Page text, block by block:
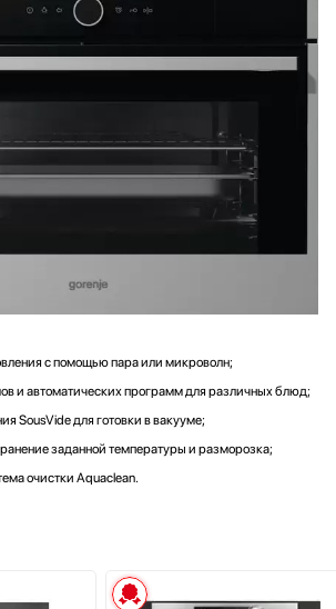
с помощью пара или микроволн;
и автоматических программ для различных блюд;
SousVide для готовки в вакууме;
заданной температуры и разморозка;
очистки Aquaclean.